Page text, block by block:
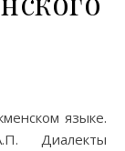
Диалекты